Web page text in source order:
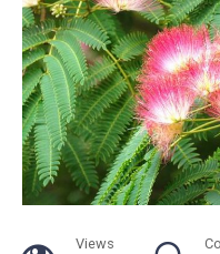
Views